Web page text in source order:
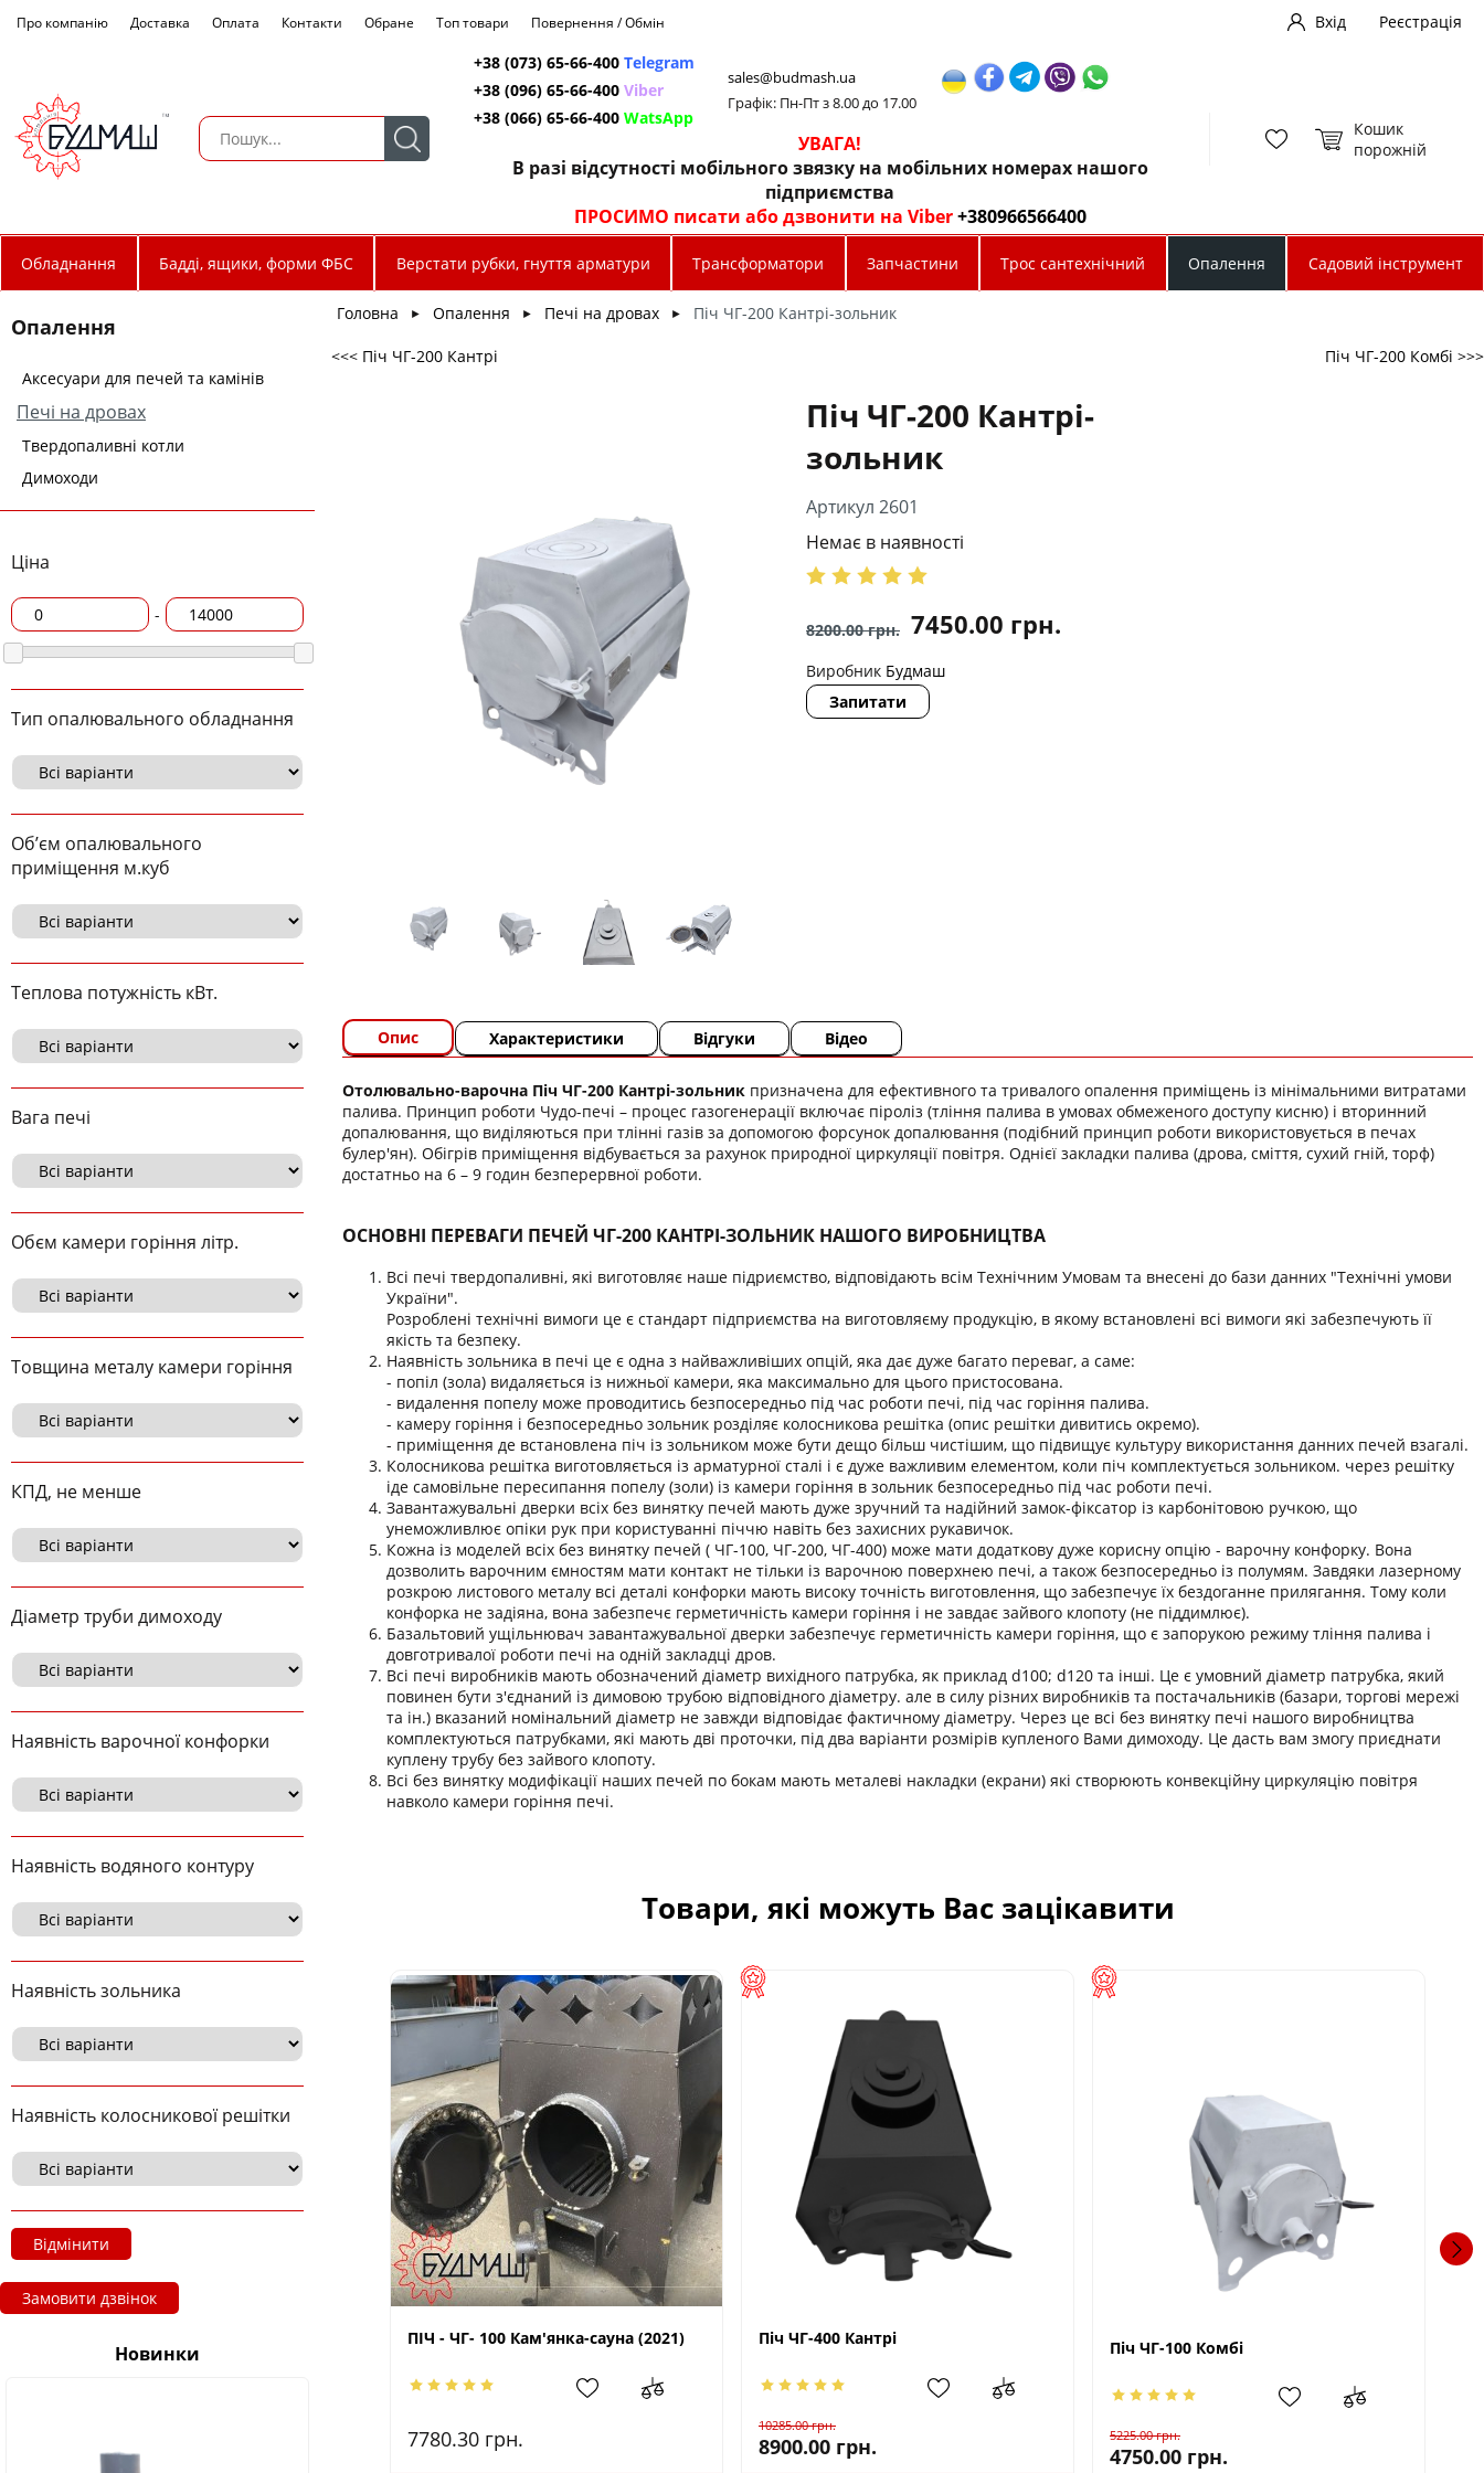
Про компанію Доставка Оплата Контакти Обране Топ товари Повернення / Обмін Вхід
Реєстрація
+38 (073) 65-66-400 Telegram
+38 (096) 65-66-400 Viber
+38 (066) 65-66-400 WatsApp
sales@budmash.ua
Графік: Пн-Пт з 8.00 до 17.00
УВАГА!
В разі відсутності мобільного звязку на мобільних номерах нашого
підприємства
ПРОСИМО писати або дзвонити на Viber+380966566400
Кошик
порожній
Обладнання Бадді, ящики, форми ФБС Верстати рубки, гнуття арматури Трансформатори Запчастини Трос сантехнічний Опалення Садовий інструмент
Опалення
Аксесуари для печей та камінів
Печі на дровах
Твердопаливні котли
Димоходи
Ціна
-
Тип опалювального обладнання
Об’єм опалювального
приміщення м.куб
Теплова потужність кВт.
Вага печі
Обєм камери горіння літр.
Товщина металу камери горіння
КПД, не менше
Діаметр труби димоходу
Наявність варочної конфорки
Наявність водяного контуру
Наявність зольника
Наявність колосникової решітки
Відмінити
Замовити дзвінок
Новинки
Головна ► Опалення ► Печі на дровах ► Піч ЧГ-200 Кантрі-зольник
<<< Піч ЧГ-200 Кантрі Піч ЧГ-200 Комбі >>>
Піч ЧГ-200 Кантрі-
зольник
Артикул 2601
Немає в наявності
8200.00грн. 7450.00 грн.
Виробник Будмаш
Запитати
Опис Характеристики Відгуки Відео
Отолювально-варочна Піч ЧГ-200 Кантрі-зольник призначена для ефективного та тривалого опалення приміщень із мінімальними витратами
палива. Принцип роботи Чудо-печі – процес газогенерації включає піроліз (тління палива в умовах обмеженого доступу кисню) і вторинний
допалювання, що виділяються при тлінні газів за допомогою форсунок допалювання (подібний принцип роботи використовується в печах
булер'ян). Обігрів приміщення відбувається за рахунок природної циркуляції повітря. Однієї закладки палива (дрова, сміття, сухий гній, торф)
достатньо на 6 – 9 годин безперервної роботи.
ОСНОВНІ ПЕРЕВАГИ ПЕЧЕЙ ЧГ-200 КАНТРІ-ЗОЛЬНИК НАШОГО ВИРОБНИЦТВА
Всі печі твердопаливні, які виготовляє наше підриємство, відповідають всім Технічним Умовам та внесені до бази данних "Технічні умови
України".
Розроблені технічні вимоги це є стандарт підприємства на виготовляєму продукцію, в якому встановлені всі вимоги які забезпечують її
якість та безпеку.
Наявність зольника в печі це є одна з найважливіших опцій, яка дає дуже багато переваг, а саме:
- попіл (зола) видаляється із нижньої камери, яка максимально для цього пристосована.
- видалення попелу може проводитись безпосередньо під час роботи печі, під час горіння палива.
- камеру горіння і безпосередньо зольник розділяє колосникова решітка (опис решітки дивитись окремо).
- приміщення де встановлена піч із зольником може бути дещо більш чистішим, що підвищує культуру використання данних печей взагалі.
Колосникова решітка виготовляється із арматурної сталі і є дуже важливим елементом, коли піч комплектується зольником. через решітку
іде самовільне пересипання попелу (золи) із камери горіння в зольник безпосередньо під час роботи печі.
Завантажувальні дверки всіх без винятку печей мають дуже зручний та надійний замок-фіксатор із карбонітовою ручкою, що
унеможливлює опіки рук при користуванні піччю навіть без захисних рукавичок.
Кожна із моделей всіх без винятку печей ( ЧГ-100, ЧГ-200, ЧГ-400) може мати додаткову дуже корисну опцію - варочну конфорку. Вона
дозволить варочним ємностям мати контакт не тільки із варочною поверхнею печі, а також безпосередньо із полумям. Завдяки лазерному
розкрою листового металу всі деталі конфорки мають високу точність виготовлення, що забезпечує їх бездоганне прилягання. Тому коли
конфорка не задіяна, вона забезпечє герметичність камери горіння і не завдає зайвого клопоту (не піддимлює).
Базальтовий ущільнювач завантажувальної дверки забезпечує герметичність камери горіння, що є запорукою режиму тління палива і
довготривалої роботи печі на одній закладці дров.
Всі печі виробників мають обозначений діаметр вихідного патрубка, як приклад d100; d120 та інші. Це є умовний діаметр патрубка, який
повинен бути з'єднаний із димовою трубою відповідного діаметру. але в силу різних виробників та постачальників (базари, торгові мережі
та ін.) вказаний номінальний діаметр не завжди відповідає фактичному діаметру. Через це всі без винятку печі нашого виробництва
комплектуються патрубками, які мають дві проточки, під два варіанти розмірів купленого Вами димоходу. Це дасть вам змогу приєднати
куплену трубу без зайвого клопоту.
Всі без винятку модифікації наших печей по бокам мають металеві накладки (екрани) які створюють конвекційну циркуляцію повітря
навколо камери горіння печі.
Товари, які можуть Вас зацікавити
ПІЧ - ЧГ- 100 Кам'янка-сауна (2021)
7780.30 грн.
Піч ЧГ-400 Кантрі
10285.00грн.
8900.00 грн.
Піч ЧГ-100 Комбі
5225.00грн.
4750.00 грн.